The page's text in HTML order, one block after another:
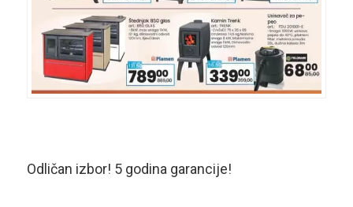
Odličan izbor! 5 godina garancije!